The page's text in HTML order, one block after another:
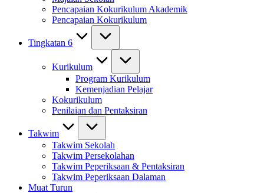
Pencapaian Kokurikulum Akademik
Pencapaian Kokurikulum
Tingkatan 6
Kurikulum
Program Kurikulum
Kemenjadian Pelajar
Kokurikulum
Penilaian dan Pentaksiran
Takwim
Takwim Sekolah
Takwim Persekolahan
Takwim Peperiksaan & Pentaksiran
Takwim Peperiksaan Dalaman
Muat Turun